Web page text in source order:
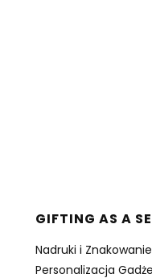
GIFTING AS A
Nadruki i Znakowanie
Personalizacja